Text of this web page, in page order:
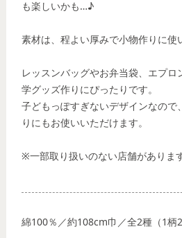
も楽しいかも…♪
素材は、程よい厚みで小物作りに使
レッスンバッグやお弁当袋、エプロ
学グッズ作りにぴったりです。
子どもっぽすぎないデザインなので
りにもお使いいただけます。
※一部取り扱いのない店舗があります
綿100％／約108cm巾／全2種（1柄2